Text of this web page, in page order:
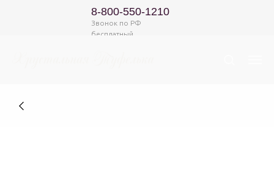
8-800-550-1210
Звонок по РФ
бесплатный